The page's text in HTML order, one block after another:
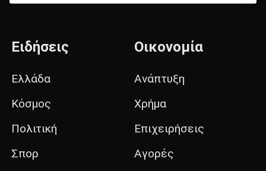
Ειδήσεις
Ελλάδα
Κόσμος
Πολιτική
Σπορ
Οικονομία
Ανάπτυξη
Χρήμα
Επιχειρήσεις
Αγορές